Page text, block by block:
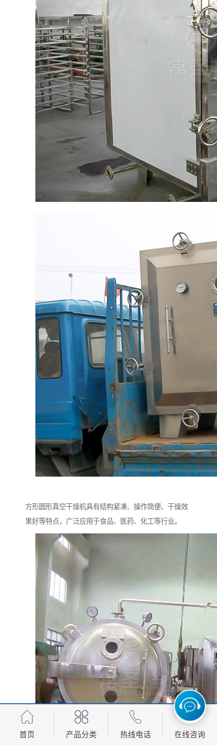
方形圆形真空干燥机具有结构紧凑、操作简便、干燥效
果好等特点，广泛应用于食品、医药、化工等行业。
首页 产品分类 热线电话 在线咨询